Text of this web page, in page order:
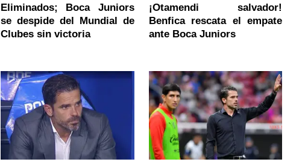
Eliminados; Boca Juniors
se despide del Mundial de
Clubes sin victoria
¡Otamendi salvador!
Benfica rescata el empate
ante Boca Juniors